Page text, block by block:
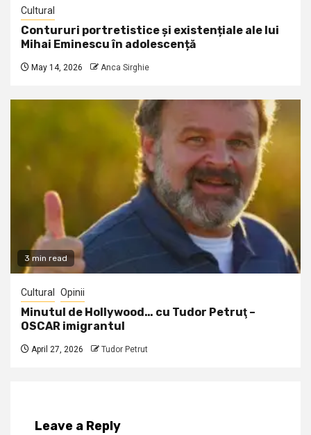
Cultural
Contururi portretistice și existențiale ale lui
Mihai Eminescu în adolescență
May 14, 2026 Anca Sirghie
3 min read
Cultural Opinii
Minutul de Hollywood… cu Tudor Petruţ –
OSCAR imigrantul
April 27, 2026 Tudor Petrut
Leave a Reply